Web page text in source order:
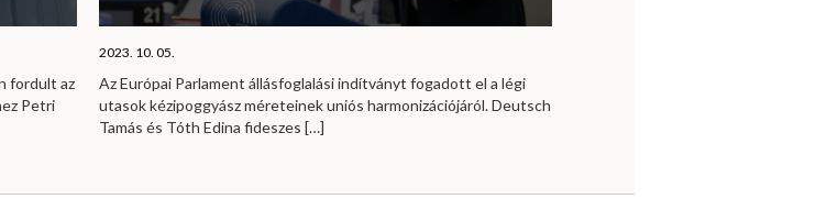
fordult az
Petri
2023. 10. 05.
Az Európai Parlament állásfoglalási indítványt fogadott el a légi
utasok kézipoggyász méreteinek uniós harmonizációjáról. Deutsch
Tamás és Tóth Edina fideszes […]